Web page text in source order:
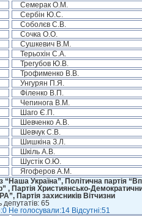
Семерак О.М.
Сербін Ю.С.
Соболєв С.В.
Сочка О.О.
Сушкевич В.М.
Терьохін С.А.
Трегубов Ю.В.
Трофименко В.В.
Унгурян П.Я.
Філенко В.П.
Чепинога В.М.
Шаго Є.П.
Шевченко А.В.
Шевчук С.В.
Шишкіна З.Л.
Шкіль А.В.
Шустік О.Ю.
Ягоферов А.М.
Україна”, Політична партія
, Партія Християнсько-
Партія захисників Вітчизни
депутатів: 65
Не голосували:14 Відсутні:51